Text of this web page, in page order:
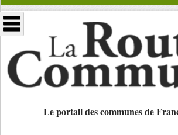
Le portail des communes de